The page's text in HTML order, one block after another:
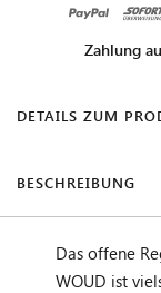
Zahlung
DETAILS ZUM
BESCHREIBUNG
Das offene
WOUD ist